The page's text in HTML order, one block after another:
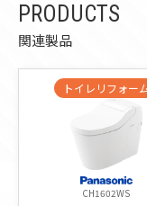
PRODUCTS
関連製品
トイレリフォー
CH1602WS